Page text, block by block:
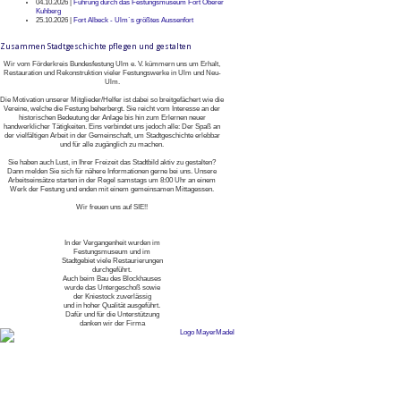
04.10.2026 |
Führung durch das Festungsmuseum Fort Oberer
Kuhberg
25.10.2026 |
Fort Albeck - Ulm`s größtes Aussenfort
Zusammen Stadtgeschichte pflegen und gestalten
Wir vom Förderkreis Bundesfestung Ulm e. V. kümmern uns um Erhalt,
Restauration und Rekonstruktion vieler Festungswerke in Ulm und Neu-
Ulm.
Die Motivation unserer Mitglieder/Helfer ist dabei so breitgefächert wie die
Vereine, welche die Festung beherbergt. Sie reicht vom Interesse an der
historischen Bedeutung der Anlage bis hin zum Erlernen neuer
handwerklicher Tätigkeiten. Eins verbindet uns jedoch alle: Der Spaß an
der vielfältigen Arbeit in der Gemeinschaft, um Stadtgeschichte erlebbar
und für alle zugänglich zu machen.
Sie haben auch Lust, in Ihrer Freizeit das Stadtbild aktiv zu gestalten?
Dann melden Sie sich für nähere Informationen gerne bei uns. Unsere
Arbeitseinsätze starten in der Regel samstags um 8:00 Uhr an einem
Werk der Festung und enden mit einem gemeinsamen Mittagessen.
Wir freuen uns auf SIE!!
In der Vergangenheit wurden im
Festungsmuseum und im
Stadtgebiet viele Restaurierungen
durchgeführt.
Auch beim Bau des Blockhauses
wurde das Untergeschoß sowie
der Kniestock zuverlässig
und in hoher Qualität ausgeführt.
Dafür und für die Unterstützung
danken wir der Firma